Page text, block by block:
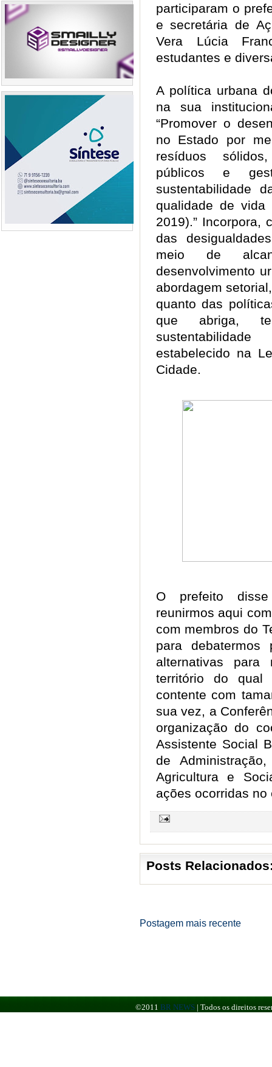
participaram o
e secretária de
Vera Lúcia
estudantes e
A política urbana
na sua
“Promover o
no Estado por
resíduos
públicos e
sustentabilidade
qualidade de vida
2019).” Incorpora,
das
meio de
desenvolvimento
abordagem
quanto das
que abriga,
estabelecido na
Cidade.
O prefeito
reunirmos aqui
com membros do
para debatermos
alternativas para
território do qual
contente com
sua vez, a
organização do
Assistente Social
de
Agricultura e
ações ocorridas no
Posts
Postagem mais recente
©2011 BR NEWS | Todos os direitos